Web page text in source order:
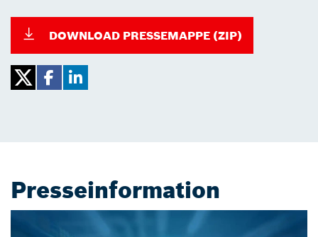
DOWNLOAD PRESSEMAPPE (ZIP)
Presseinformation